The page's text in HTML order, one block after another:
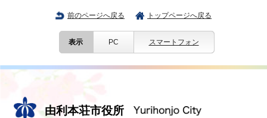
前のページへ戻る トップページへ戻る
表示 PC スマートフォン
由利本荘市役所